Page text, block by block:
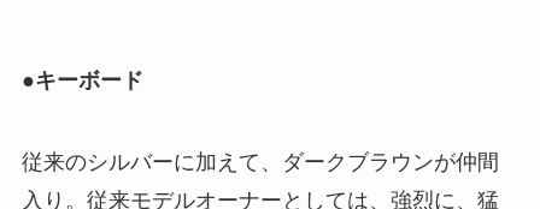
●キーボード
従来のシルバーに加えて、ダークブラウンが仲間
入り。従来モデルオーナーとしては、強烈に、猛